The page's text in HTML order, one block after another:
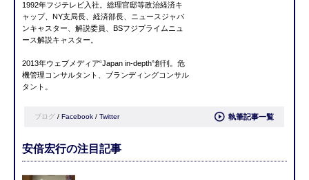
1992年フジテレビ入社。総理官邸等政治経済キ
ャップ、NY支局長、経済部長、ニュースジャパ
ンキャスター、解説委員、BSフジプライムニュ
ース解説キャスター。
2013年ウェブメディア“Japan in-depth”創刊。危
機管理コンサルタント、ブランディングコンサル
タント。
ブログ / Facebook /Twitter 執筆記事一覧
安倍宏行の注目記事